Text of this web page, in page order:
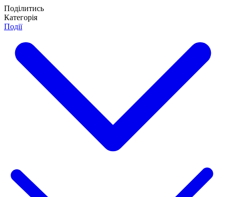
Поділитись
Категорія
Події